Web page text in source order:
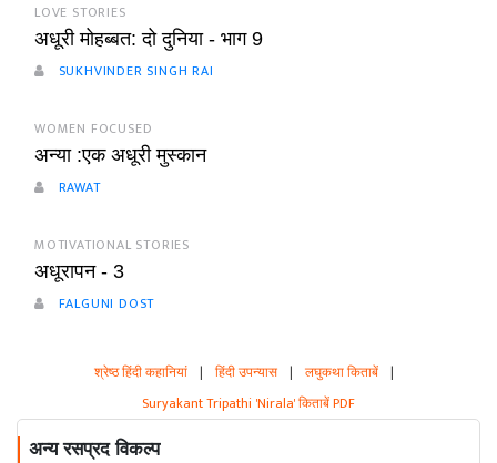
LOVE STORIES
अधूरी मोहब्बत: दो दुनिया - भाग 9
SUKHVINDER SINGH RAI
WOMEN FOCUSED
अन्या :एक अधूरी मुस्कान
RAWAT
MOTIVATIONAL STORIES
अधूरापन - 3
FALGUNI DOST
श्रेष्ठ हिंदी कहानियां | हिंदी उपन्यास | लघुकथा किताबें |
Suryakant Tripathi 'Nirala' किताबें PDF
अन्य रसप्रद विकल्प